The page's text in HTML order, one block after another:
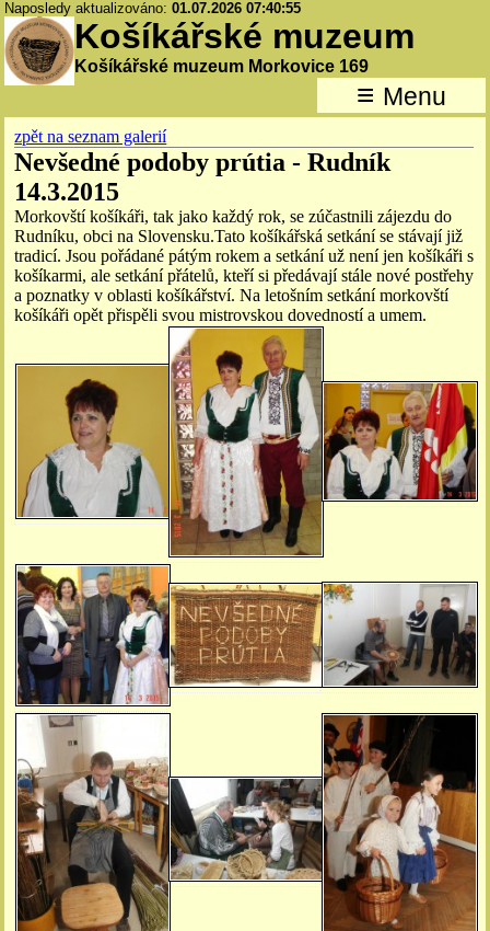
Naposledy aktualizováno:01.07.2026 07:40:55
Košíkářské muzeum
Košíkářské muzeum Morkovice 169
≡ Menu
zpět na seznam galerií
Nevšedné podoby prútia - Rudník
14.3.2015
Morkovští košíkáři, tak jako každý rok, se zúčastnili zájezdu do
Rudníku, obci na Slovensku.Tato košíkářská setkání se stávají již
tradicí. Jsou pořádané pátým rokem a setkání už není jen košíkáři s
košíkarmi, ale setkání přátelů, kteří si předávají stále nové postřehy
a poznatky v oblasti košíkářství. Na letošním setkání morkovští
košíkáři opět přispěli svou mistrovskou dovedností a umem.